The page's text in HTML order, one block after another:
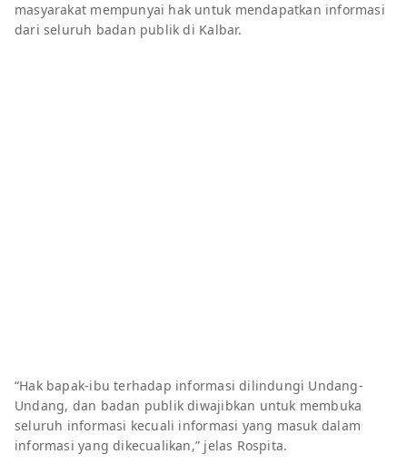
masyarakat mempunyai hak untuk mendapatkan informasi
dari seluruh badan publik di Kalbar.
“Hak bapak-ibu terhadap informasi dilindungi Undang-
Undang, dan badan publik diwajibkan untuk membuka
seluruh informasi kecuali informasi yang masuk dalam
informasi yang dikecualikan,” jelas Rospita.